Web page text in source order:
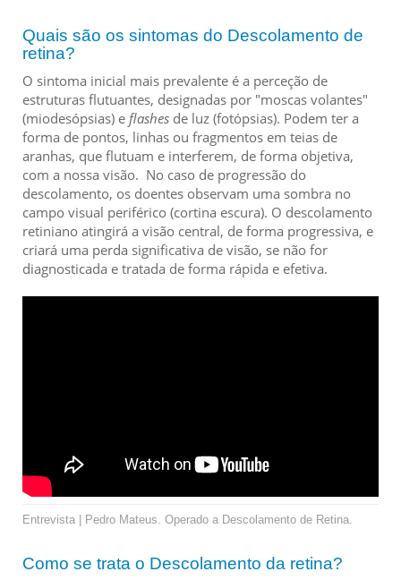
Quais são os sintomas do Descolamento de
retina?
O sintoma inicial mais prevalente é a perceção de
estruturas flutuantes, designadas por "moscas volantes"
(miodesópsias) e flashes de luz (fotópsias). Podem ter a
forma de pontos, linhas ou fragmentos em teias de
aranhas, que flutuam e interferem, de forma objetiva,
com a nossa visão. No caso de progressão do
descolamento, os doentes observam uma sombra no
campo visual periférico (cortina escura). O descolamento
retiniano atingirá a visão central, de forma progressiva, e
criará uma perda significativa de visão, se não for
diagnosticada e tratada de forma rápida e efetiva.
Entrevista | Pedro Mateus. Operado a Descolamento de Retina.
Como se trata o Descolamento da retina?